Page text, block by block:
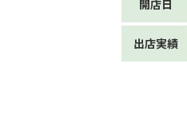
開店日
出店実績